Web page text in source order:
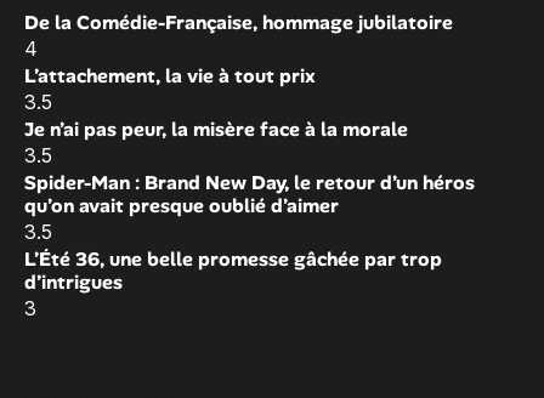
De la Comédie-Française, hommage jubilatoire
4
L’attachement, la vie à tout prix
3.5
Je n’ai pas peur, la misère face à la morale
3.5
Spider-Man : Brand New Day, le retour d’un héros
qu’on avait presque oublié d’aimer
3.5
L’Été 36, une belle promesse gâchée par trop
d’intrigues
3